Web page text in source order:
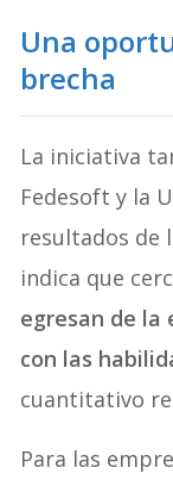
Una
brecha
La iniciativa
Fedesoft y la
resultados de
indica que
egresan de la
con las
cuantitativo
Para las